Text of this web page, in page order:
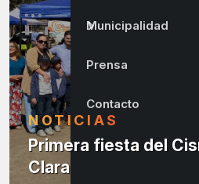
NOTICIAS
Primera fiesta del
Clara
Municipalidad
Prensa
Contacto